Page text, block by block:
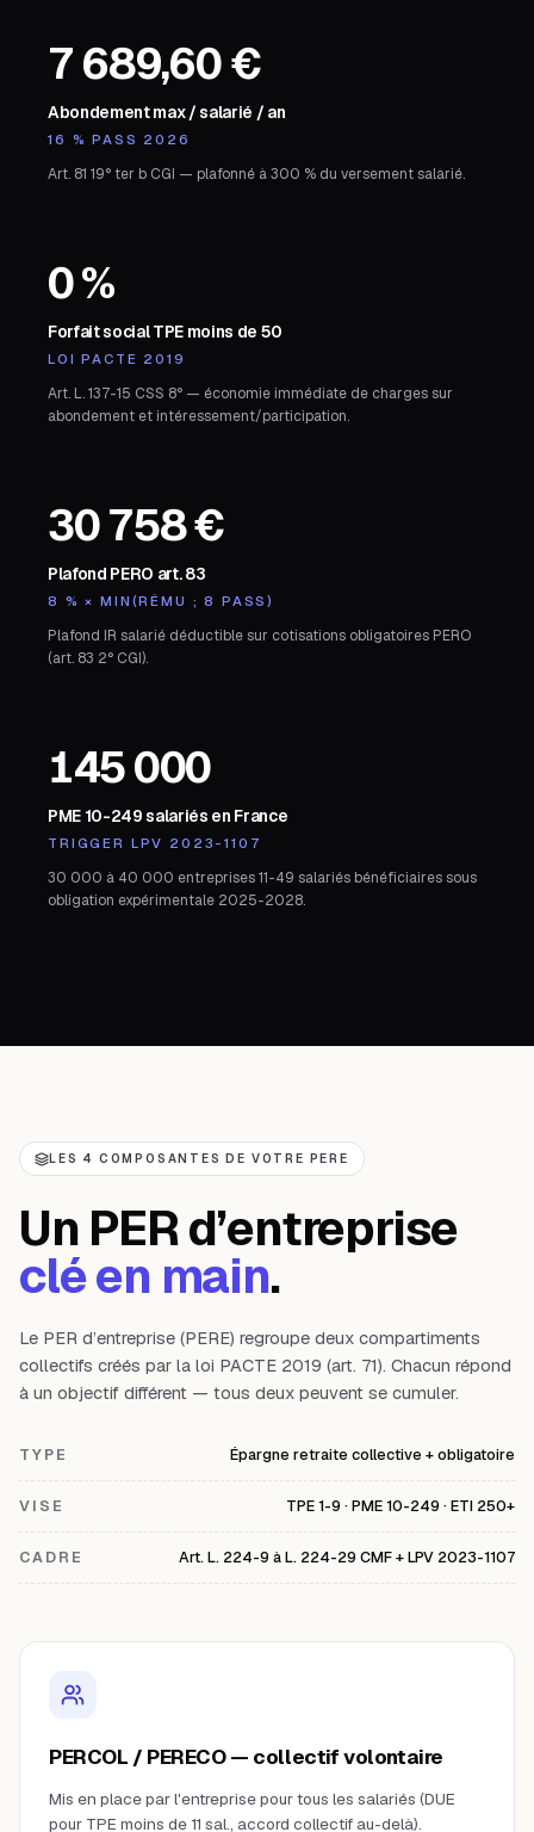
7 689,60 €
Abondement max / salarié / an
16 % PASS 2026
Art. 81 19° ter b CGI — plafonné à 300 % du versement salarié.
0 %
Forfait social TPE moins de 50
LOI PACTE 2019
Art. L. 137-15 CSS 8° — économie immédiate de charges sur
abondement et intéressement/participation.
30 758 €
Plafond PERO art. 83
8 % × MIN(RÉMU ; 8 PASS)
Plafond IR salarié déductible sur cotisations obligatoires PERO
(art. 83 2° CGI).
145 000
PME 10-249 salariés en France
TRIGGER LPV 2023-1107
30 000 à 40 000 entreprises 11-49 salariés bénéficiaires sous
obligation expérimentale 2025-2028.
LES 4 COMPOSANTES DE VOTRE PERE
Un PER d’entreprise
clé en main.
Le PER d’entreprise (PERE) regroupe deux compartiments
collectifs créés par la loi PACTE 2019 (art. 71). Chacun répond
à un objectif différent — tous deux peuvent se cumuler.
TYPE Épargne retraite collective + obligatoire
VISE TPE 1-9 · PME 10-249 · ETI 250+
CADRE Art. L. 224-9 à L. 224-29 CMF + LPV 2023-1107
PERCOL / PERECO — collectif volontaire
Mis en place par l'entreprise pour tous les salariés (DUE
pour TPE moins de 11 sal., accord collectif au-delà).